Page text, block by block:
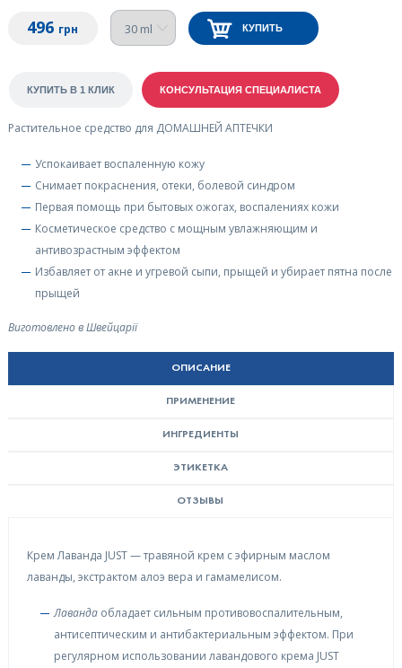
Растительное средство для ДОМАШНЕЙ АПТЕЧКИ
Успокаивает воспаленную кожу
Снимает покраснения, отеки, болевой синдром
Первая помощь при бытовых ожогах, воспалениях кожи
Косметическое средство с мощным увлажняющим и
антивозрастным эффектом
Избавляет от акне и угревой сыпи, прыщей и убирает пятна после
прыщей
Виготовлено в Швейцарії
496 грн КУПИТЬ
ОПИСАНИЕ
ПРИМЕНЕНИЕ
ИНГРЕДИЕНТЫ
ЭТИКЕТКА
ОТЗЫВЫ
Крем Лаванда JUST — травяной крем с эфирным маслом
лаванды, экстрактом алоэ вера и гамамелисом.
Лавандаобладает сильным противовоспалительным,
антисептическим и антибактериальным эффектом. При
регулярном использовании лавандового крема JUST